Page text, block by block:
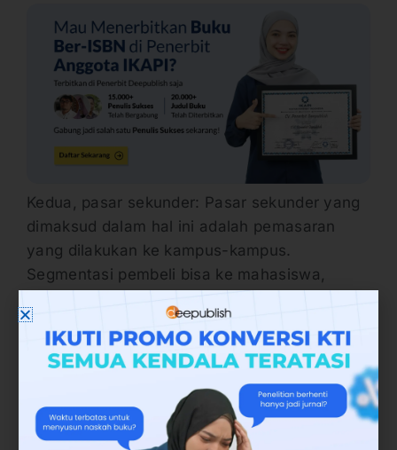
Kedua, pasar sekunder: Pasar sekunder yang
dimaksud dalam hal ini adalah pemasaran
yang dilakukan ke kampus-kampus.
Segmentasi pembeli bisa ke mahasiswa,
yang sudah menjalin kerjasama dengan
penerbit buku deepublish. Penerbit Deepublish
juga membantu menjualkan lewat
marketplace. Mulai dari tokopedia, bukalapak,
shoope dll.